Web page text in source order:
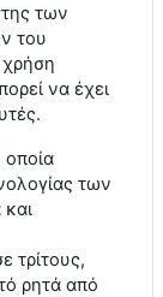
των
του
χρήση
να έχει
των
τρίτους,
ρητά από